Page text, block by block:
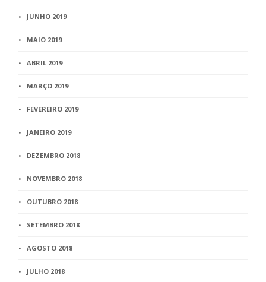
JUNHO 2019
MAIO 2019
ABRIL 2019
MARÇO 2019
FEVEREIRO 2019
JANEIRO 2019
DEZEMBRO 2018
NOVEMBRO 2018
OUTUBRO 2018
SETEMBRO 2018
AGOSTO 2018
JULHO 2018